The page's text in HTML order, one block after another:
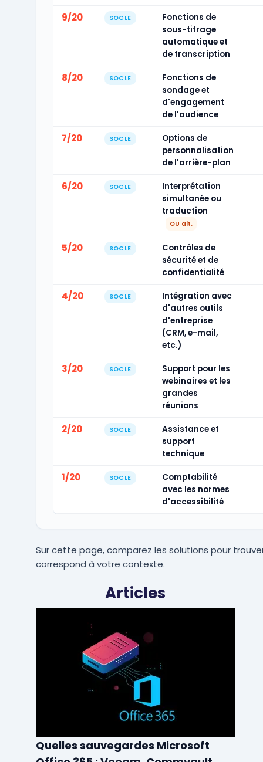
9/20 SOCLE
Fonctions de
sous-titrage
automatique et
de transcription
8/20 SOCLE
Fonctions de
sondage et
d'engagement
de l'audience
7/20 SOCLE
Options de
personnalisation
de l'arrière-plan
6/20 SOCLE
Interprétation
simultanée ou
traduction
OU alt.
5/20 SOCLE
Contrôles de
sécurité et de
confidentialité
4/20 SOCLE
Intégration avec
d'autres outils
d'entreprise
(CRM, e-mail,
etc.)
3/20 SOCLE
Support pour les
webinaires et les
grandes
réunions
2/20 SOCLE
Assistance et
support
technique
1/20 SOCLE
Comptabilité
avec les normes
d'accessibilité
Sur cette page, comparez les solutions pour
correspond à votre contexte.
Articles
Quelles sauvegardes Microsoft